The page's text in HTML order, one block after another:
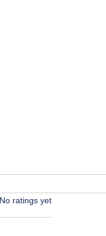
5 stars.
No ratings yet